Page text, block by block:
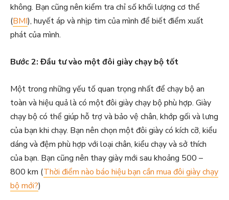
không. Bạn cũng nên kiểm tra chỉ số khối lượng cơ thể
(BMI), huyết áp và nhịp tim của mình để biết điểm xuất
phát của mình.
Bước 2: Đầu tư vào một đôi giày chạy bộ tốt
Một trong những yếu tố quan trọng nhất để chạy bộ an
toàn và hiệu quả là có một đôi giày chạy bộ phù hợp. Giày
chạy bộ có thể giúp hỗ trợ và bảo vệ chân, khớp gối và lưng
của bạn khi chạy. Bạn nên chọn một đôi giày có kích cỡ, kiểu
dáng và đệm phù hợp với loại chân, kiểu chạy và sở thích
của bạn. Bạn cũng nên thay giày mới sau khoảng 500 –
800 km (Thời điểm nào báo hiệu bạn cần mua đôi giày chạy
bộ mới?)